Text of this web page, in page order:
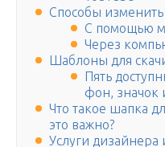
Способы
С помощью
Через
Шаблоны для
Пять
фон, значок
Что такое шапка
это важно?
Услуги дизайнера